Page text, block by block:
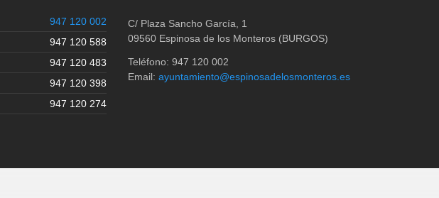
947 120 002
947 120 588
947 120 483
947 120 398
947 120 274
C/ Plaza Sancho García, 1
09560 Espinosa de los Monteros (BURGOS)
Teléfono: 947 120 002
Email: ayuntamiento@espinosadelosmonteros.es